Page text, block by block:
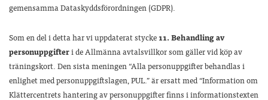
gemensamma Dataskyddsförordningen (GDPR).
Som en del i detta har vi uppdaterat stycke11. Behandling av
personuppgifteri de Allmänna avtalsvillkor som gäller vid köp av
träningskort. Den sista meningen “Alla personuppgifter behandlas i
enlighet med personuppgiftslagen, PUL.” är ersatt med “Information om
Klättercentrets hantering av personuppgifter finns i informationstexten